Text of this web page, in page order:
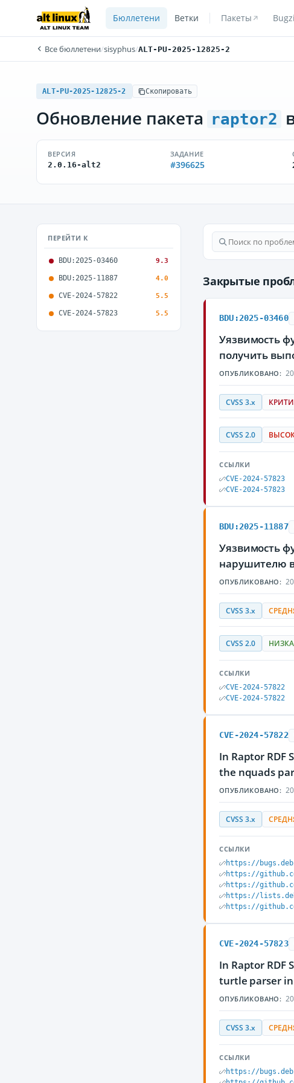
Бюллетени Ветки Пакеты
Все бюллетени/sisyphus/ALT-PU-2025-12825-2
ALT-PU-2025-12825-2 Скопировать
Обновление пакета raptor2
ВЕРСИЯ
2.0.16-alt2
ЗАДАНИЕ
#396625
ПЕРЕЙТИ К
BDU:2025-03460 9.3
BDU:2025-11887 4.0
CVE-2024-57822 5.5
CVE-2024-57823 5.5
Закрытые
BDU:2025-03460
Уязвимость
получить
ОПУБЛИКОВАНО:
CVSS 3.x
CVSS 2.0
ССЫЛКИ
CVE-2024-57823
CVE-2024-57823
BDU:2025-11887
Уязвимость
нарушителю
ОПУБЛИКОВАНО:
CVSS 3.x
CVSS 2.0
ССЫЛКИ
CVE-2024-57822
CVE-2024-57822
CVE-2024-57822
In Raptor
the nquads
ОПУБЛИКОВАНО:
CVSS 3.x
ССЫЛКИ
https://
https://
https://
https://
https://
CVE-2024-57823
In Raptor
turtle parser
ОПУБЛИКОВАНО:
CVSS 3.x
ССЫЛКИ
https://